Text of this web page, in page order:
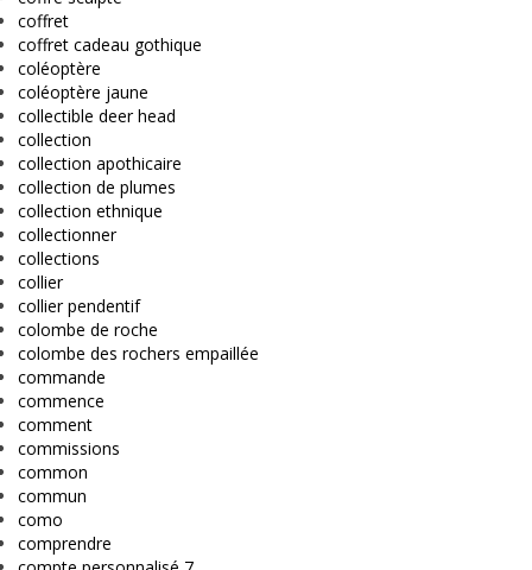
coffret
coffret cadeau gothique
coléoptère
coléoptère jaune
collectible deer head
collection
collection apothicaire
collection de plumes
collection ethnique
collectionner
collections
collier
collier pendentif
colombe de roche
colombe des rochers empaillée
commande
commence
comment
commissions
common
commun
como
comprendre